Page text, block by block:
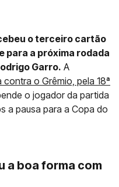
o terceiro cartão
para a próxima rodada
Garro. A
contra o Grêmio, pela 18ª
o jogador da partida
a pausa para a Copa do
a boa forma com